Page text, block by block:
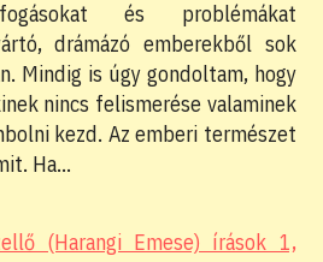
és problémákat
drámázó emberekből sok
Mindig is úgy gondoltam, hogy
nincs felismerése valaminek
kezd. Az emberi természet
Ha…
(Harangi Emese) írások 1,